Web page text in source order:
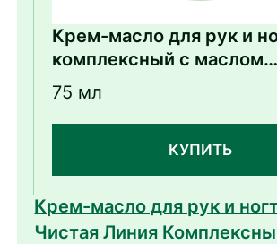
Крем-масло для рук и
комплексный с маслом
облепихи
75 мл
КУПИТЬ
Крем-масло для рук и
Чистая Линия